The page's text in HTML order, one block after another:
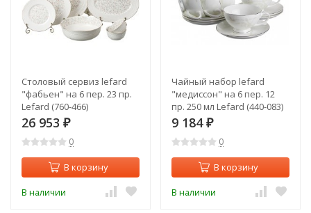
Столовый сервиз lefard
"фабьен" на 6 пер. 23 пр.
Lefard (760-466)
26 953 ₽
0
В корзину
В наличии
Чайный набор lefard
"медиссон" на 6 пер. 12
пр. 250 мл Lefard (440-083)
9 184 ₽
0
В корзину
В наличии